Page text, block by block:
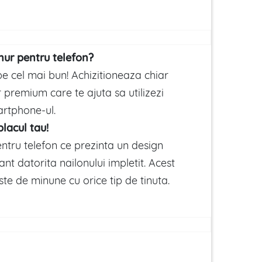
pentru telefon?
cel mai bun! Achizitioneaza chiar
premium care te ajuta sa utilizezi
ul.
tau!
telefon ce prezinta un design
datorita nailonului impletit. Acest
de minune cu orice tip de tinuta.